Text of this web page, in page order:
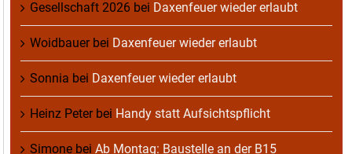
Gesellschaft 2026 bei Daxenfeuer wieder erlaubt
Woidbauerbei Daxenfeuer wieder erlaubt
Sonnia bei Daxenfeuer wieder erlaubt
Heinz Peterbei Handy statt Aufsichtspflicht
Simone bei Ab Montag: Baustelle an der B15